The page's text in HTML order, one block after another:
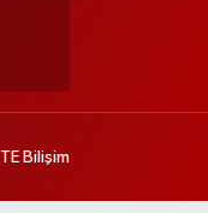
TE Bilişim